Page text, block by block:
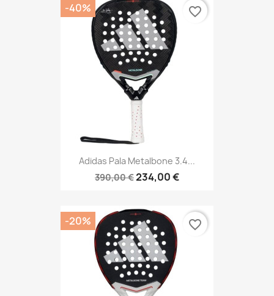
Adidas Pala Metalbone 3.4...
390,00 €234,00 €
-40% favorite_border
-20% favorite_border